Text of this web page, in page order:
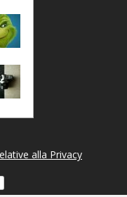
alla Privacy